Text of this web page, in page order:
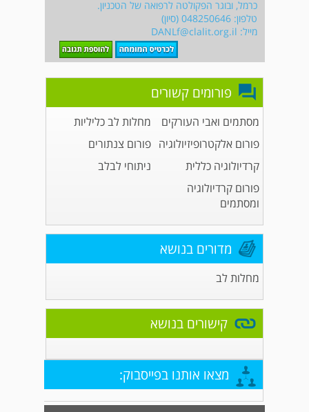
כרמל, ובוגר הפקולטה לרפואה של הטכניון.
טלפון: 048250646 (סיון)
מייל: DANLf@clalit.org.il
פורומים קשורים
מסתמים ואבי העורקים
מחלות לב כליליות
פורום אלקטרופיזיולוגיה פורום צנתורים
קרדיולוגיה כללית
ניתוחי לבלב
פורום קרדיולוגיה
ומסתמים
מדורים בנושא
מחלות לב
קישורים בנושא
מצאו אותנו בפייסבוק: